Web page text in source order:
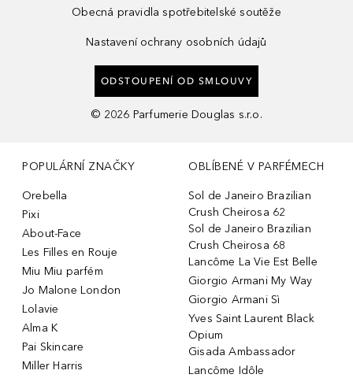
Obecná pravidla spotřebitelské soutěže
Nastavení ochrany osobních údajů
ODSTOUPENÍ OD SMLOUVY
© 2026 Parfumerie Douglas s.r.o.
POPULÁRNÍ ZNAČKY
Orebella
Pixi
About-Face
Les Filles en Rouje
Miu Miu parfém
Jo Malone London
Lolavie
Alma K
Pai Skincare
Miller Harris
OBLÍBENÉ V PARFÉMECH
Sol de Janeiro Brazilian
Crush Cheirosa 62
Sol de Janeiro Brazilian
Crush Cheirosa 68
Lancôme La Vie Est Belle
Giorgio Armani My Way
Giorgio Armani Sì
Yves Saint Laurent Black
Opium
Gisada Ambassador
Lancôme Idôle